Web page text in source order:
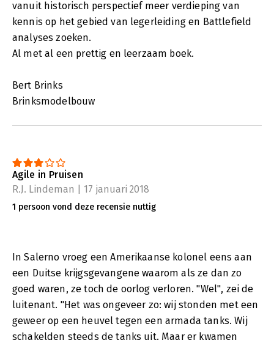
vanuit historisch perspectief meer verdieping van
kennis op het gebied van legerleiding en Battlefield
analyses zoeken.
Al met al een prettig en leerzaam boek.
Bert Brinks
Brinksmodelbouw
Agile in Pruisen
R.J. Lindeman | 17 januari 2018
1 persoon vond deze recensie nuttig
In Salerno vroeg een Amerikaanse kolonel eens aan
een Duitse krijgsgevangene waarom als ze dan zo
goed waren, ze toch de oorlog verloren. "Wel", zei de
luitenant. "Het was ongeveer zo: wij stonden met een
geweer op een heuvel tegen een armada tanks. Wij
schakelden steeds de tanks uit. Maar er kwamen